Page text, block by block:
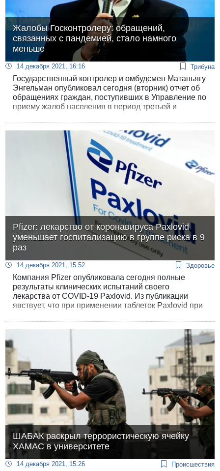
Жалобы Госконтролеру: обращений,
связанных с пандемией, стало намного
меньше
14 декабря 2021, 16:16 Трибуна
Государственный контролер и омбудсмен Матаньягу
Энгельман опубликовал сегодня (вторник) отчет об
обращениях граждан, поступивших в Управление по
приему жалоб населения в период третьей и
подводит итоги поступивших жалоб, связанных с
кризисом коронавируса, в период с 1 декабря 2020
года по 15 октября 2021 года, и дополняет
предыдущий отчет омбудсмена о периоде первой и
второй волны коронавируса.
Pfizer: лекарство от коронавируса Paxlovid
уменьшает госпитализацию в группе риска в 9
раз
14 декабря 2021, 15:52 Здоровье
Компания Pfizer опубликовала сегодня полные
результаты клинических испытаний своего
лекарства от COVID-19 Paxlovid. Из публикации
явствует, что при применении таблеток Paxlovid при
эффективность лекарства равнялась 89%.
ШАБАК раскрыл террористическую ячейку
ХАМАС в университете
14 декабря 2021, 15:26 Происшествия